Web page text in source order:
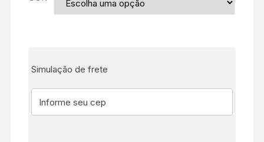
Simulação de frete